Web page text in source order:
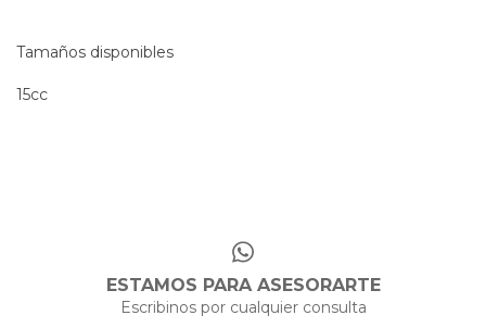
Tamaños disponibles
15cc
ESTAMOS PARA ASESORARTE
Escribinos por cualquier consulta